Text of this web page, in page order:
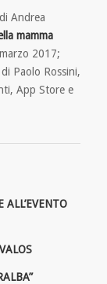
Andrea
mamma
2017;
Paolo Rossini,
App Store e